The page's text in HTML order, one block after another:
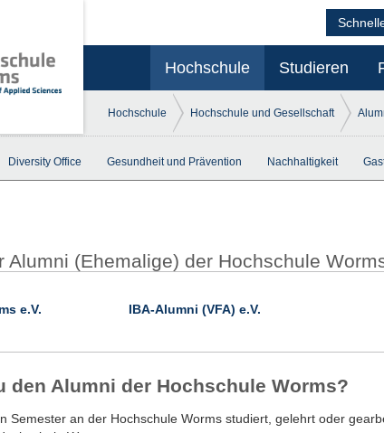
Hochschule Studieren
Hochschule Hochschule und Gesellschaft
Diversity Office Gesundheit und Prävention Nachhaltigkeit
Alumni (Ehemalige) der Hochschule
e.V. IBA-Alumni (VFA) e.V.
den Alumni der Hochschule Worms?
Semester an der Hochschule Worms studiert, gelehrt oder